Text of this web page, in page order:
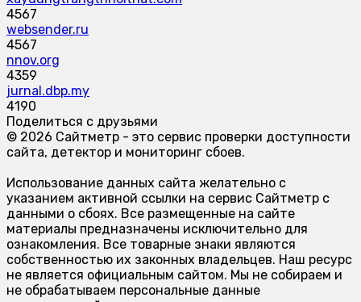
4567
websender.ru
4567
nnov.org
4359
jurnal.dbp.my
4190
Поделиться с друзьями
© 2026 Сайтметр - это сервис проверки доступности
сайта, детектор и мониторинг сбоев.
Использование данных сайта желательно с
указанием активной ссылки на сервис Сайтметр с
данными о сбоях. Все размещенные на сайте
материалы предназначены исключительно для
ознакомления. Все товарные знаки являются
собственностью их законных владельцев. Наш ресурс
не является официальным сайтом. Мы не собираем и
не обрабатываем персональные данные